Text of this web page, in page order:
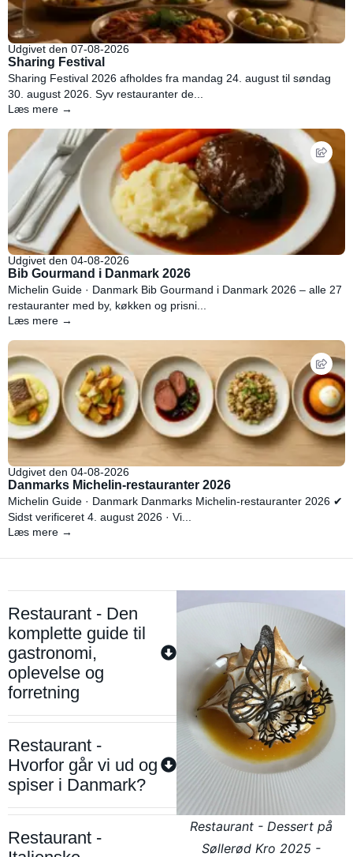
Udgivet den 07-08-2026
Sharing Festival
Sharing Festival 2026 afholdes fra mandag 24. august til søndag
30. august 2026. Syv restauranter de...
Læs mere →
Udgivet den 04-08-2026
Bib Gourmand i Danmark 2026
Michelin Guide · Danmark Bib Gourmand i Danmark 2026 – alle 27
restauranter med by, køkken og prisni...
Læs mere →
Udgivet den 04-08-2026
Danmarks Michelin-restauranter 2026
Michelin Guide · Danmark Danmarks Michelin-restauranter 2026 ✔
Sidst verificeret 4. august 2026 · Vi...
Læs mere →
Restaurant - Den
komplette guide til
gastronomi,
oplevelse og
forretning
Restaurant -
Hvorfor går vi ud og
spiser i Danmark?
Restaurant -
Restaurant - Dessert på
Søllerød Kro 2025 -